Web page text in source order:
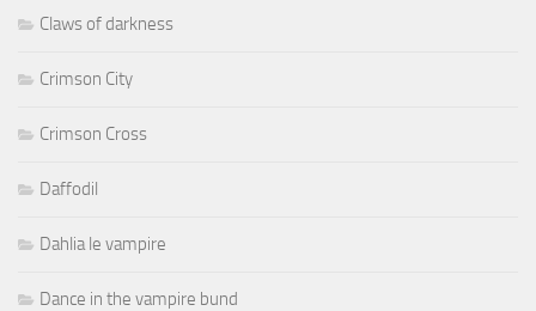
Claws of darkness
Crimson City
Crimson Cross
Daffodil
Dahlia le vampire
Dance in the vampire bund